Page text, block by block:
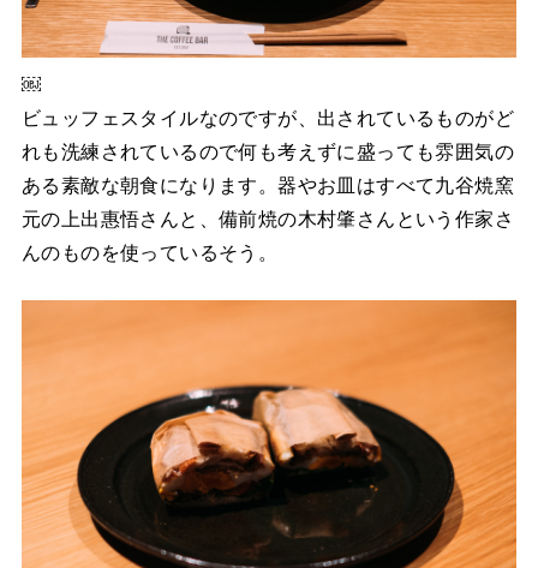
￼
ビュッフェスタイルなのですが、出されているものがど
れも洗練されているので何も考えずに盛っても雰囲気の
ある素敵な朝食になります。器やお皿はすべて九谷焼窯
元の上出惠悟さんと、備前焼の木村肇さんという作家さ
んのものを使っているそう。